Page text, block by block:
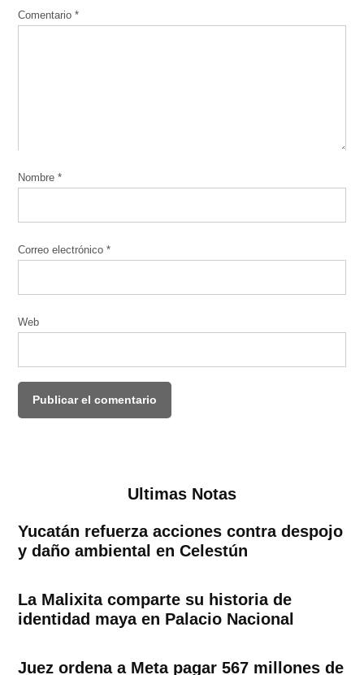
Comentario*
Nombre*
Correo electrónico*
Web
Ultimas Notas
Yucatán refuerza acciones contra despojo
y daño ambiental en Celestún
La Malixita comparte su historia de
identidad maya en Palacio Nacional
Juez ordena a Meta pagar 567 millones de